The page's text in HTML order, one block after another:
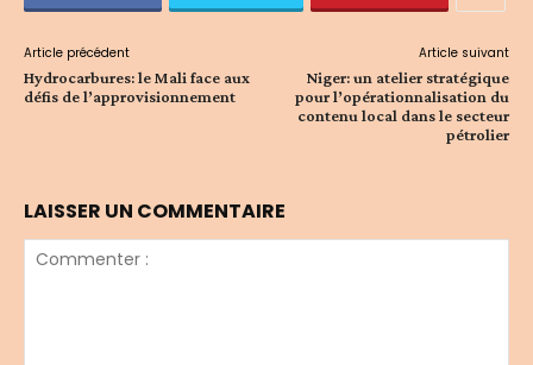
Article précédent
Hydrocarbures: le Mali face aux
défis de l’approvisionnement
Article suivant
Niger: un atelier stratégique
pour l’opérationnalisation du
contenu local dans le secteur
pétrolier
LAISSER UN COMMENTAIRE